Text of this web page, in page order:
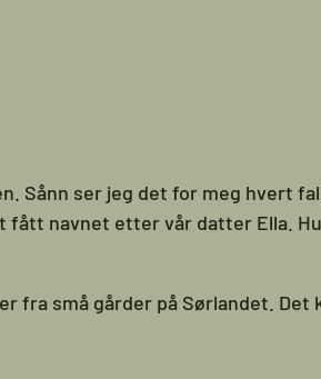
Sånn ser jeg det for meg hvert
navnet etter vår datter Ella.
fra små gårder på Sørlandet. Det